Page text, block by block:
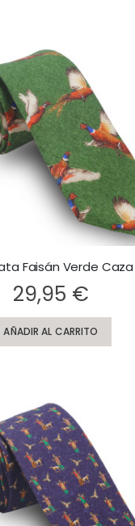
Faisán Verde Caza
29,95 €
AÑADIR AL CARRITO